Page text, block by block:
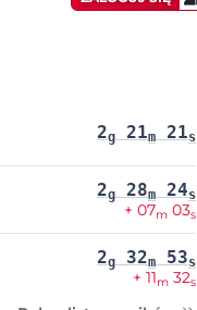
2g 21m 21s
2g 28m 24s
+ 07m 03s
2g 32m 53s
+ 11m 32s